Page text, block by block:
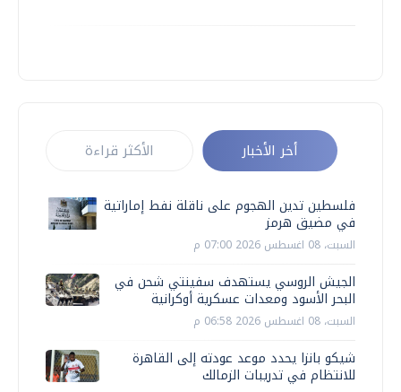
أخر الأخبار الأكثر قراءة
فلسطين تدين الهجوم على ناقلة نفط إماراتية
في مضيق هرمز
السبت، 08 اغسطس 2026 07:00 م
الجيش الروسي يستهدف سفينتي شحن في
البحر الأسود ومعدات عسكرية أوكرانية
السبت، 08 اغسطس 2026 06:58 م
شيكو بانزا يحدد موعد عودته إلى القاهرة
للانتظام في تدريبات الزمالك